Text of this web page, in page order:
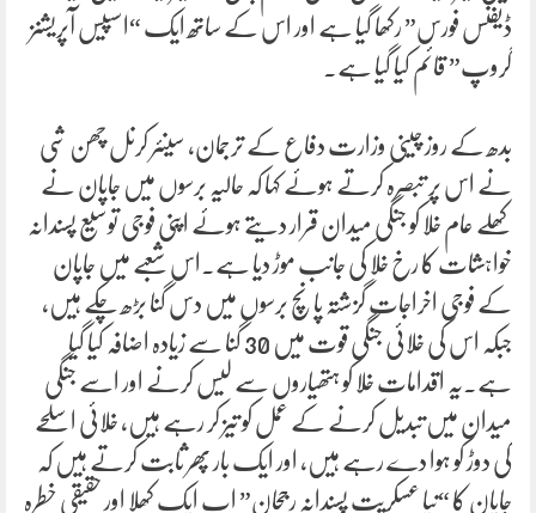
ڈیفنس فورس” رکھا گیا ہے اور اس کے ساتھ ایک “اسپیس آپریشنز
گروپ” قائم کیا گیا ہے۔
بدھ کے روز چینی وزارت دفاع کے ترجمان، سینئر کرنل چھن شی
نے اس پر تبصرہ کرتے ہوئے کہا کہ حالیہ برسوں میں جاپان نے
کھلے عام خلا کو جنگی میدان قرار دیتے ہوئے اپنی فوجی توسیع پسندانہ
خواہشات کا رخ خلا کی جانب موڑ دیا ہے۔اس شعبے میں جاپان
کے فوجی اخراجات گزشتہ پانچ برسوں میں دس گنا بڑھ چکے ہیں،
جبکہ اس کی خلائی جنگی قوت میں 30 گنا سے زیادہ اضافہ کیا گیا
ہے۔یہ اقدامات خلا کو ہتھیاروں سے لیس کرنے اور اسے جنگی
میدان میں تبدیل کرنے کے عمل کو تیز کر رہے ہیں، خلائی اسلحے
کی دوڑ کو ہوا دے رہے ہیں، اور ایک بار پھر ثابت کرتے ہیں کہ
جاپان کا “نیا عسکریت پسندانہ رجحان” اب ایک کھلا اور حقیقی خطرہ